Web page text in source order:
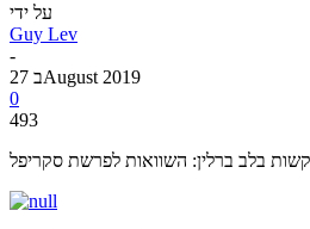
על ידי
Guy Lev
-
27 בAugust 2019
0
493
בלב ברלין: השוואות לפרשת סקריפל